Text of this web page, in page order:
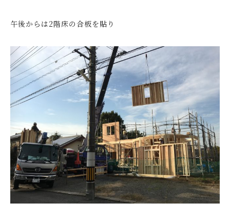
午後からは2階床の合板を貼り